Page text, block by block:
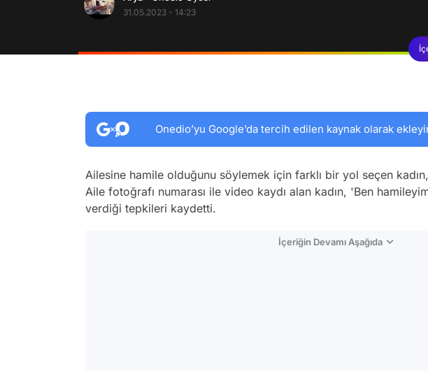
31.05.2023 - 14:23
Onedio’yu Google’da tercih edilen kaynak olarak
Ailesine hamile olduğunu söylemek için farklı bir yol seçen
Aile fotoğrafı numarası ile video kaydı alan kadın, 'Ben
verdiği tepkileri kaydetti.
İçeriğin Devamı Aşağıda